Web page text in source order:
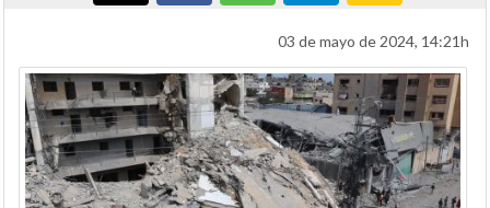
03 de mayo de 2024, 14:21h